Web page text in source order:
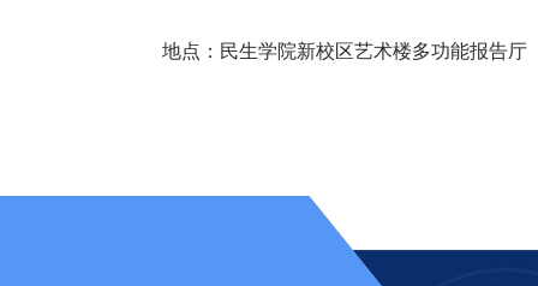
地点：民生学院新校区艺术楼多功能报告厅